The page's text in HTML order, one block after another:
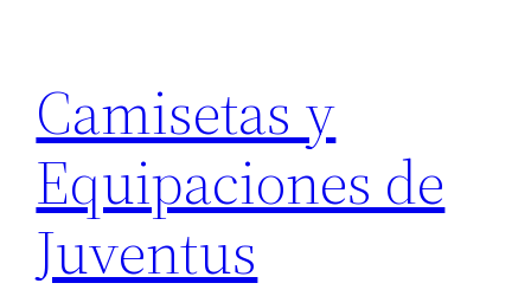
contenido
Camisetas y
Equipaciones de
Juventus